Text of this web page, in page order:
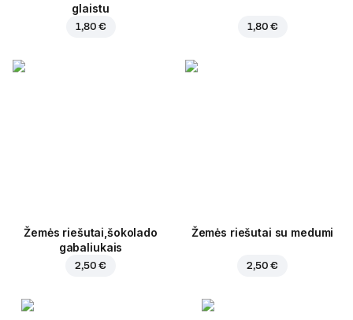
glaistu
1,80 € 1,80 €
Žemės riešutai,šokolado
gabaliukais
2,50 €
Žemės riešutai su medumi
2,50 €